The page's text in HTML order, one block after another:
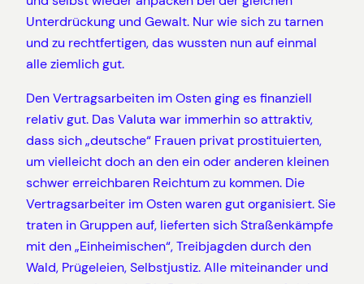
Unterdrückung und Gewalt. Nur wie sich zu tarnen
und zu rechtfertigen, das wussten nun auf einmal
alle ziemlich gut.
Den Vertragsarbeiten im Osten ging es finanziell
relativ gut. Das Valuta war immerhin so attraktiv,
dass sich „deutsche“ Frauen privat prostituierten,
um vielleicht doch an den ein oder anderen kleinen
schwer erreichbaren Reichtum zu kommen. Die
Vertragsarbeiter im Osten waren gut organisiert. Sie
traten in Gruppen auf, lieferten sich Straßenkämpfe
mit den „Einheimischen“, Treibjagden durch den
Wald, Prügeleien, Selbstjustiz. Alle miteinander und